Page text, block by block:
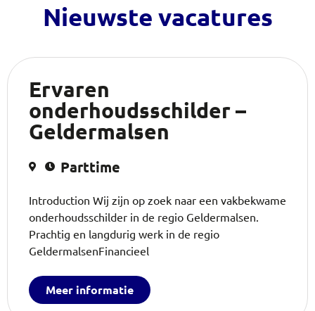
Nieuwste vacatures
Ervaren
onderhoudsschilder –
Geldermalsen
Parttime
Introduction Wij zijn op zoek naar een vakbekwame
onderhoudsschilder in de regio Geldermalsen.
Prachtig en langdurig werk in de regio
GeldermalsenFinancieel
Meer informatie